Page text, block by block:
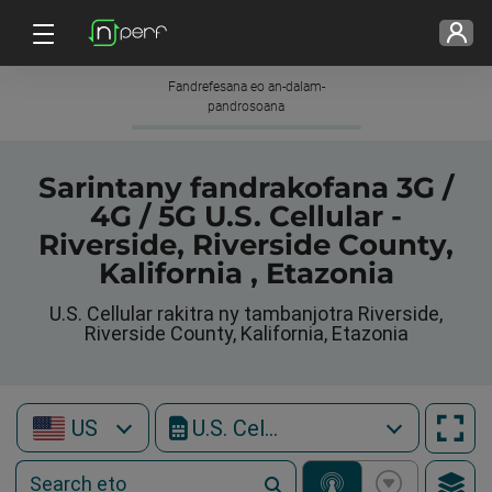
Fandrefesana eo an-dalam-
pandrosoana
Sarintany fandrakofana 3G /
4G / 5G U.S. Cellular -
Riverside, Riverside County,
Kalifornia , Etazonia
U.S. Cellular rakitra ny tambanjotra Riverside,
Riverside County, Kalifornia, Etazonia
US U.S. Cellular